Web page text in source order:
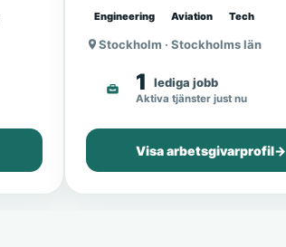
Engineering Aviation Tech
Stockholm · Stockholms län
1 lediga jobb
Aktiva tjänster just nu
Visa arbetsgivarprofil→